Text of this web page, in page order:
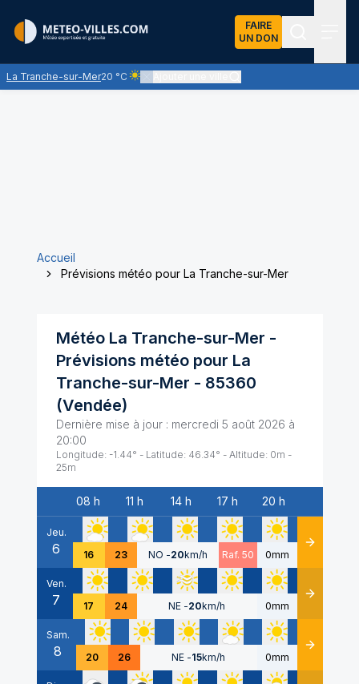
FAIRE
UN DON
La Tranche-sur-Mer20 °C
Ciel clair - quasiment pas de nuages et un soleil
Accueil
Prévisions météo pour La Tranche-sur-Mer
Météo La Tranche-sur-Mer -
Prévisions météo pour La
Tranche-sur-Mer - 85360
(Vendée)
Dernière mise à jour : mercredi 5 août 2026 à
20:00
Longitude: -1.44° - Latitude: 46.34° - Altitude: 0m -
25m
Date
08 h 11 h 14 h 17 h 20 h
Jeu.
6 16 23 NO -20km/h Raf. 50 0mm Détails
Ven.
7 17 24 NE -20km/h 0mm Détails
Sam.
8 20 26 NE -15km/h 0mm Détails